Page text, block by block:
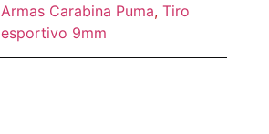
Armas Carabina Puma, Tiro
esportivo 9mm